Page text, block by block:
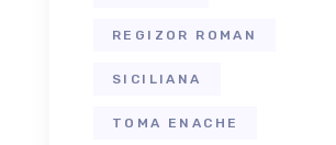
REGIZOR ROMAN
SICILIANA
TOMA ENACHE